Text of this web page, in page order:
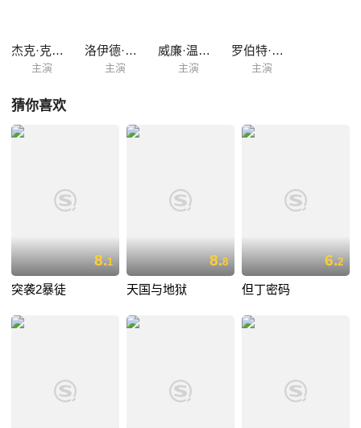
杰克·克卢格曼
主演
洛伊德·波奇纳
主演
威廉·温德姆
主演
罗伯特·杜瓦尔
主演
猜你喜欢
8.1
突袭2暴徒
8.8
天国与地狱
6.2
但丁密码